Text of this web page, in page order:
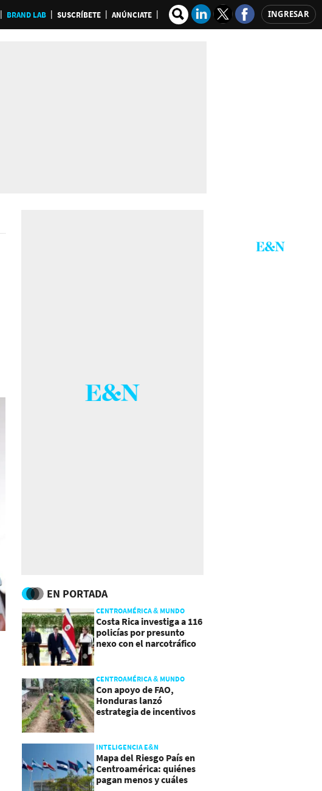
BRAND LAB SUSCRÍBETE ANÚNCIATE INGRESAR
EN PORTADA
CENTROAMÉRICA & MUNDO
Costa Rica investiga a 116
policías por presunto
nexo con el narcotráfico
CENTROAMÉRICA & MUNDO
Con apoyo de FAO,
Honduras lanzó
estrategia de incentivos
INTELIGENCIA E&N
Mapa del Riesgo País en
Centroamérica: quiénes
pagan menos y cuáles